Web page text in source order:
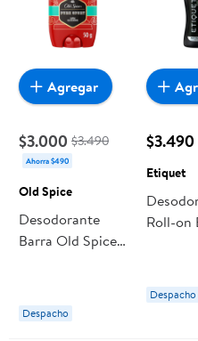
$3.000 $3.490
Ahorra $490
Old Spice
Desodorante
Barra Old Spice
Hombre
Despacho
Agregar
$3.490
Etiquet
Roll-on
Despacho